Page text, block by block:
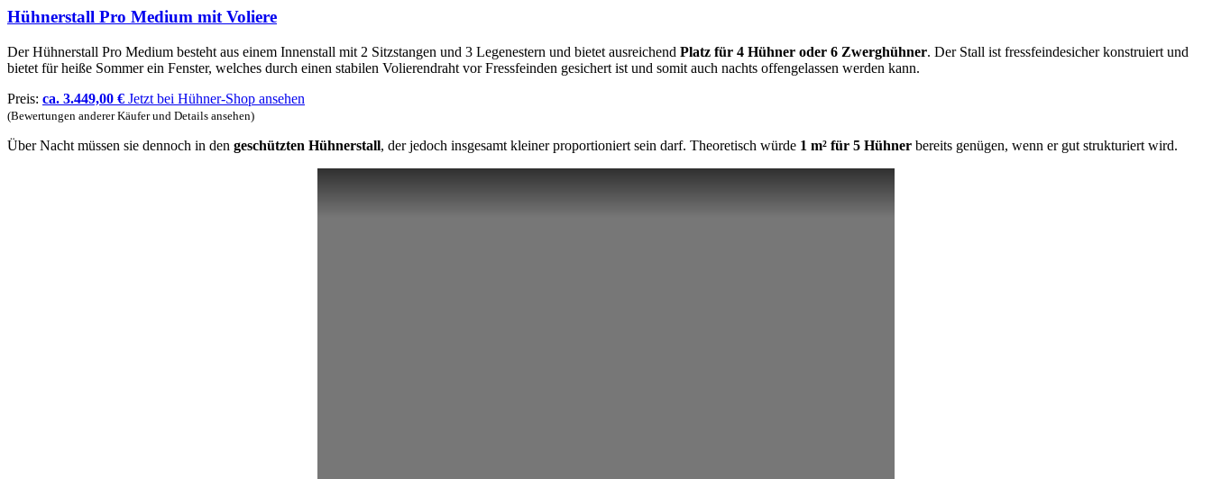
Hühnerstall Pro Medium mit Voliere
Der Hühnerstall Pro Medium besteht aus einem Innenstall mit 2 Sitzstangen und 3 Legenestern und bietet ausreichend Platz für 4 Hühner oder 6 Zwerghühner. Der Stall ist fressfeindesicher konstruiert und
bietet für heiße Sommer ein Fenster, welches durch einen stabilen Volierendraht vor Fressfeinden gesichert ist und somit auch nachts offengelassen werden kann.
Preis: ca. 3.449,00 € Jetzt bei Hühner-Shop ansehen
(Bewertungen anderer Käufer und Details ansehen)
Über Nacht müssen sie dennoch in den geschützten Hühnerstall, der jedoch insgesamt kleiner proportioniert sein darf. Theoretisch würde 1 m² für 5 Hühner bereits genügen, wenn er gut strukturiert wird.